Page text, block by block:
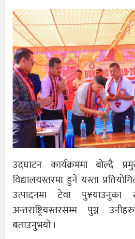
उदघाटन कार्यक्रममा बोल्दै
विद्यालयस्तरमा हुने यस्ता
उत्पादनमा टेवा पु¥याउनुका
अन्तराष्ट्रियस्तरसम्म पुग्न
बताउनुभयो ।